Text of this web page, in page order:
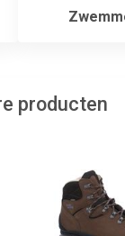
producten